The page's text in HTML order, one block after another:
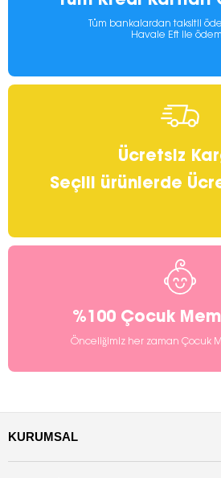
Tüm bankalardan taksitli
Havale Eft ile
Ücretsiz
Seçili ürünlerde
%100 Çocuk
Önceliğimiz her zaman Çocuk
KURUMSAL